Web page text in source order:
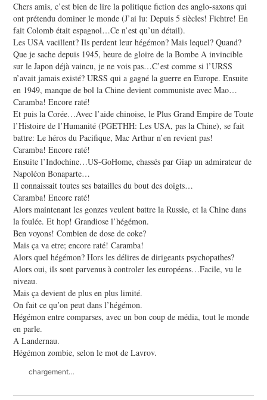
Chers amis, c’est bien de lire la politique fiction des anglo-saxons qui
ont prétendu dominer le monde (J’ai lu: Depuis 5 siècles! Fichtre! En
fait Colomb était espagnol…Ce n’est qu’un détail).
Les USA vacillent? Ils perdent leur hégémon? Mais lequel? Quand?
Que je sache depuis 1945, heure de gloire de la Bombe A invincible
sur le Japon déjà vaincu, je ne vois pas…C’est comme si l’URSS
n’avait jamais existé? URSS qui a gagné la guerre en Europe. Ensuite
en 1949, manque de bol la Chine devient communiste avec Mao…
Caramba! Encore raté!
Et puis la Corée…Avec l’aide chinoise, le Plus Grand Empire de Toute
l’Histoire de l’Humanité (PGETHH: Les USA, pas la Chine), se fait
battre: Le héros du Pacifique, Mac Arthur n’en revient pas!
Caramba! Encore raté!
Ensuite l’Indochine…US-GoHome, chassés par Giap un admirateur de
Napoléon Bonaparte…
Il connaissait toutes ses batailles du bout des doigts…
Caramba! Encore raté!
Alors maintenant les gonzes veulent battre la Russie, et la Chine dans
la foulée. Et hop! Grandiose l’hégémon.
Ben voyons! Combien de dose de coke?
Mais ça va etre; encore raté! Caramba!
Alors quel hégémon? Hors les délires de dirigeants psychopathes?
Alors oui, ils sont parvenus à controler les européens…Facile, vu le
niveau.
Mais ça devient de plus en plus limité.
On fait ce qu’on peut dans l’hégémon.
Hégémon entre comparses, avec un bon coup de média, tout le monde
en parle.
A Landernau.
Hégémon zombie, selon le mot de Lavrov.
chargement…